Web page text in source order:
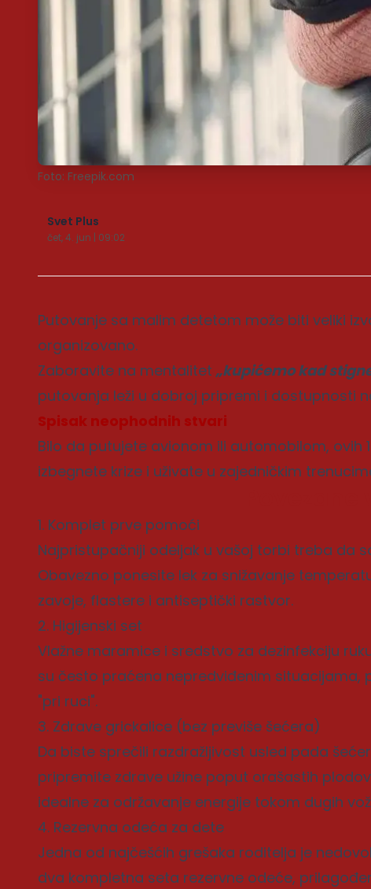
Foto: Freepik.com
Svet Plus
čet, 4. jun | 09:02
Putovanje sa malim detetom može biti veliki
organizovano.
Zaboravite na mentalitet „kupićemo kad
putovanja leži u dobroj pripremi i dostupnosti
Spisak neophodnih stvari
Bilo da putujete avionom ili automobilom, ovih
izbegnete krize i uživate u zajedničkim
1. Komplet prve pomoći
Najpristupačniji odeljak u vašoj torbi treba da
Obavezno ponesite lek za snižavanje
zavoje, flastere i antiseptički rastvor.
2. Higijenski set
Vlažne maramice i sredstvo za dezinfekciju
su često praćena nepredviđenim situacijama,
"pri ruci".
3. Zdrave grickalice (bez previše šećera)
Da biste sprečili razdražljivost usled pada
pripremite zdrave užine poput orašastih
idealne za održavanje energije tokom dugih
4. Rezervna odeća za dete
Jedna od najčešćih grešaka roditelja je
dva kompletna seta rezervne odeće,